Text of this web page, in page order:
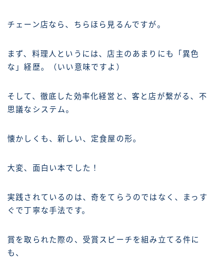
チェーン店なら、ちらほら見るんですが。
まず、料理人というには、店主のあまりにも「異色
な」経歴。（いい意味ですよ）
そして、徹底した効率化経営と、客と店が繋がる、不
思議なシステム。
懐かしくも、新しい、定食屋の形。
大変、面白い本でした！
実践されているのは、奇をてらうのではなく、まっす
ぐで丁寧な手法です。
賞を取られた際の、受賞スピーチを組み立てる件に
も、